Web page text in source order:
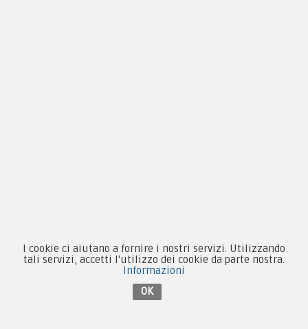
Contattaci su Facebook
I cookie ci aiutano a fornire i nostri servizi. Utilizzando
tali servizi, accetti l'utilizzo dei cookie da parte nostra.
Informazioni
OK